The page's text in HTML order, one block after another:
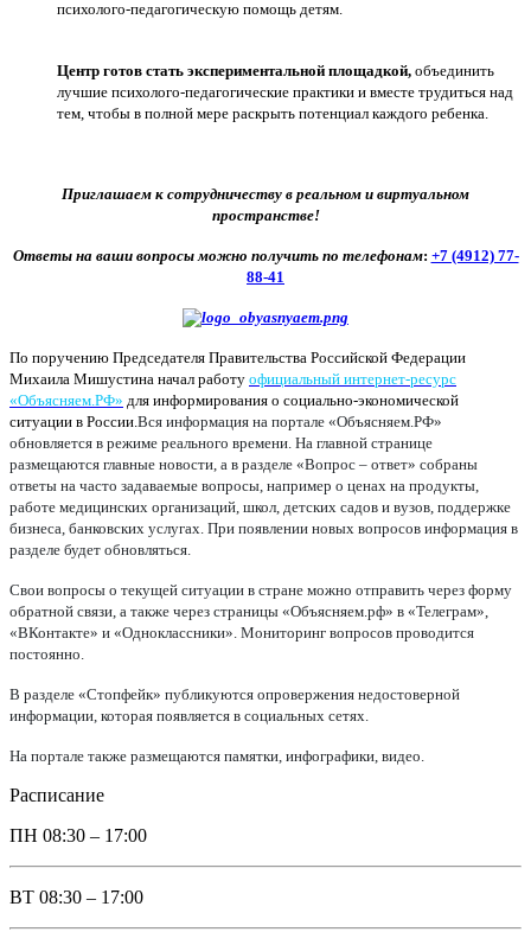
психолого-педагогическую помощь детям.
Центр готов стать экспериментальной площадкой, объединить
лучшие психолого-педагогические практики и вместе трудиться над
тем, чтобы в полной мере раскрыть потенциал каждого ребенка.
Приглашаем к сотрудничеству в реальном и виртуальном
пространстве!
Ответы на ваши вопросы можно получить по телефонам: +7 (4912) 77-
88-41
По поручению Председателя Правительства Российской Федерации
Михаила Мишустина начал работу официальный интернет-ресурс
«Объясняем.РФ» для информирования о социально-экономической
ситуации в России. Вся информация на портале «Объясняем.РФ»
обновляется в режиме реального времени. На главной странице
размещаются главные новости, а в разделе «Вопрос – ответ» собраны
ответы на часто задаваемые вопросы, например о ценах на продукты,
работе медицинских организаций, школ, детских садов и вузов, поддержке
бизнеса, банковских услугах. При появлении новых вопросов информация в
разделе будет обновляться.
Свои вопросы о текущей ситуации в стране можно отправить через форму
обратной связи, а также через страницы «Объясняем.рф» в «Телеграм»,
«ВКонтакте» и «Одноклассники». Мониторинг вопросов проводится
постоянно.
В разделе «Стопфейк» публикуются опровержения недостоверной
информации, которая появляется в социальных сетях.
На портале также размещаются памятки, инфографики, видео.
Расписание
ПН 08:30 – 17:00
ВТ 08:30 – 17:00